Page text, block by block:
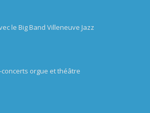
le Big Band Villeneuve Jazz
concerts orgue et théâtre